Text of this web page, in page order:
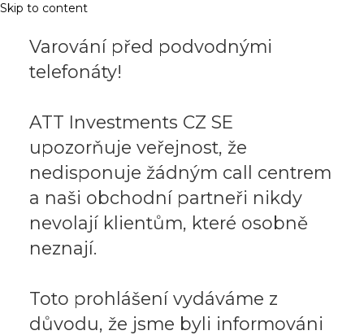
Skip to content
Varování před podvodnými
telefonáty!
ATT Investments CZ SE
upozorňuje veřejnost, že
nedisponuje žádným call centrem
a naši obchodní partneři nikdy
nevolají klientům, které osobně
neznají.
Toto prohlášení vydáváme z
důvodu, že jsme byli informováni